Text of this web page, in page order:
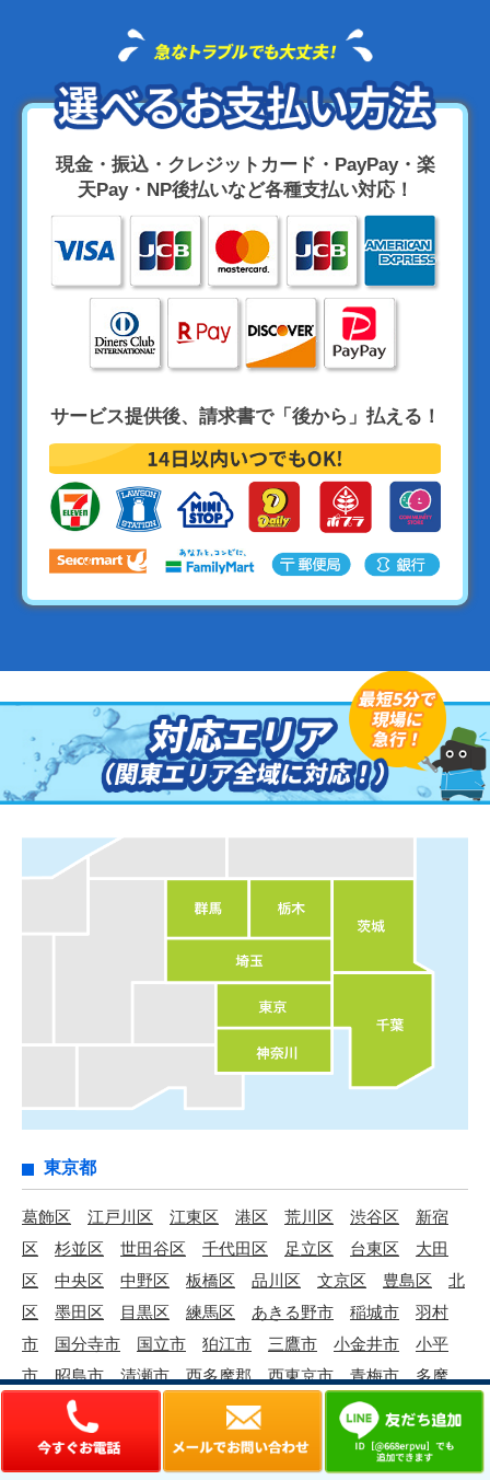
現金・振込・クレジットカード・PayPay・楽
天Pay・NP後払いなど各種支払い対応！
サービス提供後、請求書で「後から」払える！
東京都
葛飾区 江戸川区 江東区 港区 荒川区 渋谷区
新宿
区
杉並区 世田谷区 千代田区 足立区 台東区
大田
区
中央区 中野区 板橋区 品川区 文京区 豊島区
北
区
墨田区 目黒区 練馬区 あきる野市 稲城市
羽村
市
国分寺市 国立市 狛江市 三鷹市 小金井市
小平
市
昭島市 清瀬市 西多摩郡 西東京市 青梅市
多摩
町田市 東久留米市 東村山市 東大和市
野市
八王子市 府中市 武蔵村山市 武蔵野市
福生市
立川市